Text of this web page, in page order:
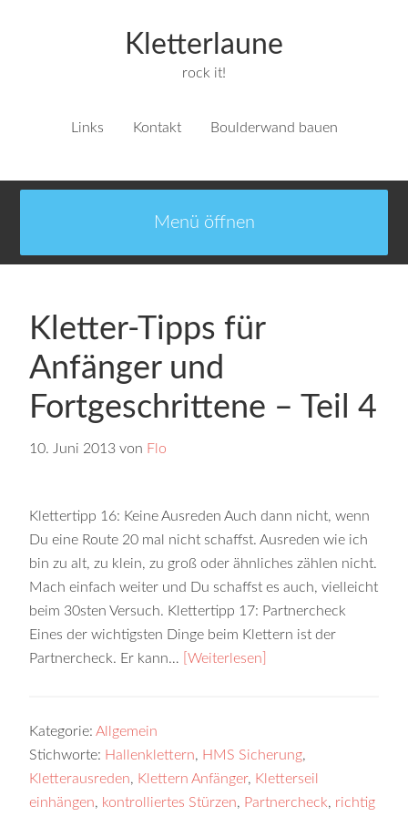
Kletterlaune
rock it!
Links Kontakt Boulderwand bauen
Kletter-Tipps für
Anfänger und
Fortgeschrittene – Teil 4
10. Juni 2013 von Flo
Klettertipp 16: Keine Ausreden Auch dann nicht, wenn
Du eine Route 20 mal nicht schaffst. Ausreden wie ich
bin zu alt, zu klein, zu groß oder ähnliches zählen nicht.
Mach einfach weiter und Du schaffst es auch, vielleicht
beim 30sten Versuch. Klettertipp 17: Partnercheck
Eines der wichtigsten Dinge beim Klettern ist der
Partnercheck. Er kann…
[Weiterlesen]
Kategorie:Allgemein
Stichworte: Hallenklettern, HMS Sicherung,
Kletterausreden, Klettern Anfänger, Kletterseil
einhängen, kontrolliertes Stürzen, Partnercheck, richtig